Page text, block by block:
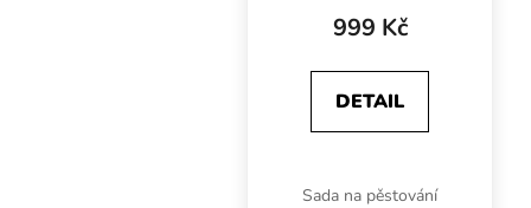
rockwool Grodan
999 Kč
DETAIL
Sada na pěstování